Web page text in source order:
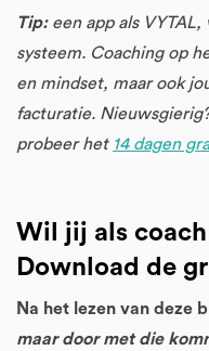
Tip:een app als VYTAL,
systeem. Coaching op
en mindset, maar ook
facturatie.
probeer het 14 dagen
Wil jij als
Download de
Na het lezen van deze
maar door met die